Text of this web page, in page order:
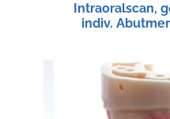
Intraoralscan,
indiv.